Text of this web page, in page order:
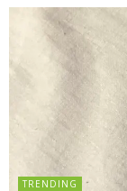
TRENDING